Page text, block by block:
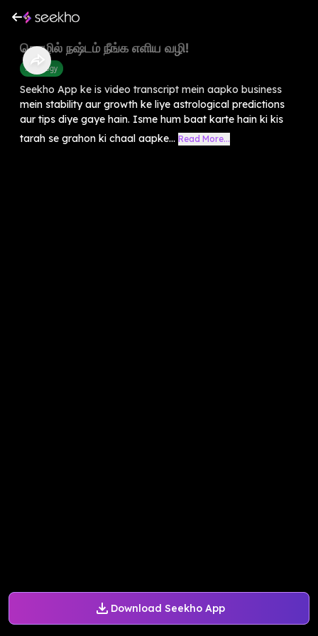
Download Seekho App
தொழில் நஷ்டம் நீங்க எளிய வழி!
Astrology
Seekho App ke is video transcript mein aapko business
mein stability aur growth ke liye astrological predictions
aur tips diye gaye hain. Isme hum baat karte hain ki kis
tarah se grahon ki chaal aapke... Read More...